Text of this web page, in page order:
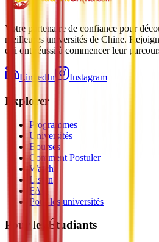
Votre partenaire de confiance pour
meilleures universités de Chine.
qui ont réussi à commencer leur
LinkedIn Instagram
Explorer
Programmes
Universités
Bourses
Comment Postuler
Watch
Listen
FAQ
Pour les universités
Pour les Étudiants